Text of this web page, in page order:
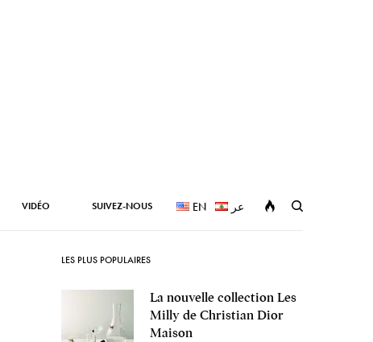
VIDÉO SUIVEZ-NOUS EN عر
LES PLUS POPULAIRES
La nouvelle collection Les
Milly de Christian Dior
Maison